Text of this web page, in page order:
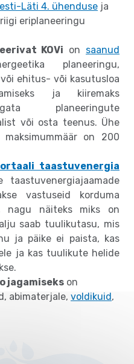
Läti 4. ühenduse ja
riigi eriplaneeringu
KOVi on saanud
planeeringu,
ehitus- või kasutusloa
ja kiiremaks
planeeringute
või osta teenus. Ühe
on 200
taastuvenergia
vastuseid korduma
nagu näiteks miks on
saab tuulikutasu, mis
ja päike ei paista, kas
ja kas tuulikute helide
jagamiseks on
abimaterjale, voldikuid ,